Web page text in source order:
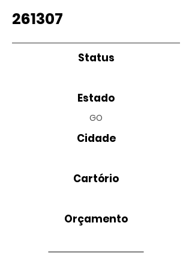
261307
Status
Estado
GO
Cidade
Cartório
Orçamento